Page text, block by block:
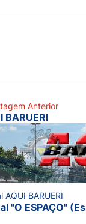
Anterior
BARUERI
AQUI BARUERI
"O ESPAÇO"